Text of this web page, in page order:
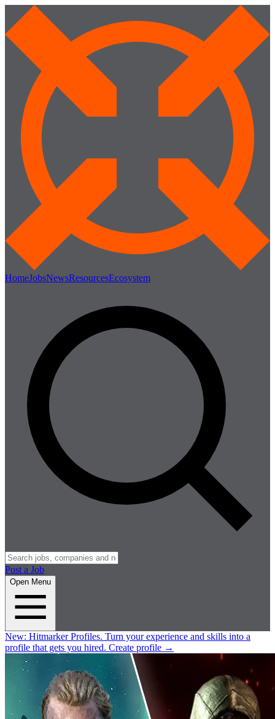
HomeJobsNewsResourcesEcosystem
Post a Job
Open Menu
New: Hitmarker Profiles. Turn your experience and skills into a
profile that gets you hired. Create profile →